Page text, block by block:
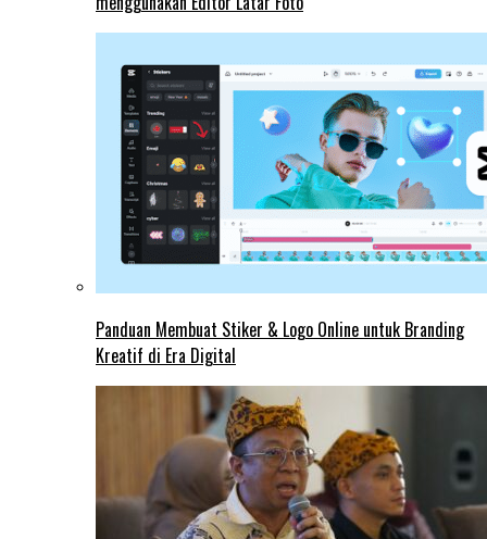
Panduan Membuat Stiker & Logo Online untuk Branding
Kreatif di Era Digital